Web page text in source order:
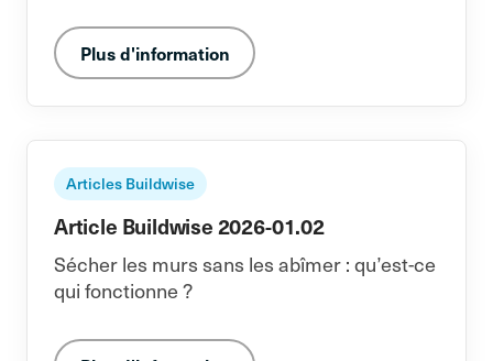
Plus d'information
Articles Buildwise
Article Buildwise 2026-01.02
Sécher les murs sans les abîmer : qu’est-ce
qui fonctionne ?